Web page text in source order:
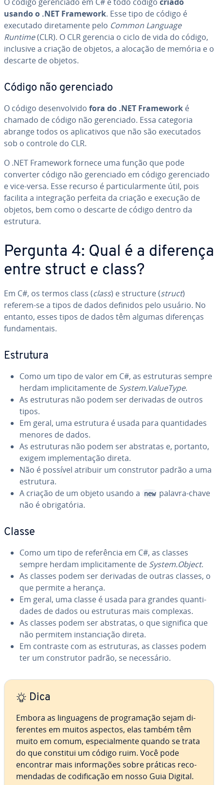
usando o .NET Framework. Esse tipo de código é
executado di­re­ta­mente pelo Common Language
Runtime(CLR). O CLR gerencia o ciclo de vida do código,
inclusive a criação de objetos, a alocação de memória e o
descarte de objetos.
Código não ge­ren­ci­ado
O código de­sen­vol­vido fora do .NET Framework é
chamado de código não ge­ren­ci­ado. Essa categoria
abrange todos os apli­ca­ti­vos que não são exe­cu­ta­dos
sob o controle do CLR.
O .NET Framework fornece uma função que pode
converter código não ge­ren­ci­ado em código ge­ren­ci­ado
e vice-versa. Esse recurso é par­ti­cu­lar­mente útil, pois
facilita a in­te­gra­ção perfeita da criação e execução de
objetos, bem como o descarte de código dentro da
estrutura.
Pergunta 4: Qual é a diferença
entre struct e class?
Em C#, os termos class (class) e structure (struct)
referem-se a tipos de dados definidos pelo usuário. No
entanto, esses tipos de dados têm algumas di­fe­ren­ças
fun­da­men­tais.
Estrutura
Como um tipo de valor em C#, as es­tru­tu­ras sempre
herdam im­pli­ci­ta­mente de System.ValueType.
As es­tru­tu­ras não podem ser derivadas de outros
tipos.
Em geral, uma estrutura é usada para quan­ti­da­des
menores de dados.
As es­tru­tu­ras não podem ser abstratas e, portanto,
exigem im­ple­men­ta­ção direta.
Não é possível atribuir um cons­tru­tor padrão a uma
estrutura.
A criação de um objeto usando a
new palavra-chave
não é obri­ga­tó­ria.
Classe
Como um tipo de re­fe­rên­cia em C#, as classes
sempre herdam im­pli­ci­ta­mente de System.Object.
As classes podem ser derivadas de outras classes, o
que permite a herança.
Em geral, uma classe é usada para grandes quan­ti­
da­des de dados ou es­tru­tu­ras mais complexas.
As classes podem ser abstratas, o que significa que
não permitem ins­tan­ci­a­ção direta.
Em contraste com as es­tru­tu­ras, as classes podem
ter um cons­tru­tor padrão, se ne­ces­sá­rio.
Dica
Embora as lin­gua­gens de pro­gra­ma­ção sejam di­
fe­ren­tes em muitos aspectos, elas também têm
muito em comum, es­pe­ci­al­mente quando se trata
do que constitui um código ruim. Você pode
encontrar mais in­for­ma­ções sobre práticas re­co­
men­da­das de co­di­fi­ca­ção em nosso Guia Digital.